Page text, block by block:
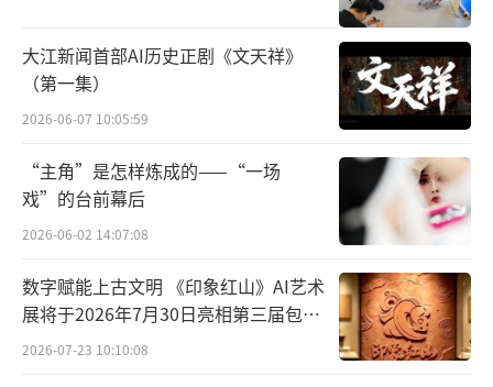
清华大学建筑学院景观学系系主任、联合
中国代表着东亚园林体系的精
髓，是它独特的山水精神，所以它是一条非常
鲜明的主线。而且它还有一个叫景面文心的主
旨，所有的景象背后都是文以载道，有文化做
强大的支撑。
大江新闻首部AI历史正剧《文天祥》
（第一集）
2026-06-07 10:05:59
“主角”是怎样炼成的——“一场
戏”的台前幕后
2026-06-02 14:07:08
数字赋能上古文明 《印象红山》AI艺术
展将于2026年7月30日亮相第三届包头
艺博会
2026-07-23 10:10:08